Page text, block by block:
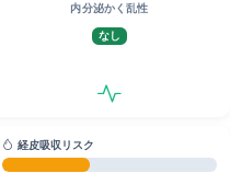
内分泌かく乱性
なし
経皮吸収リスク